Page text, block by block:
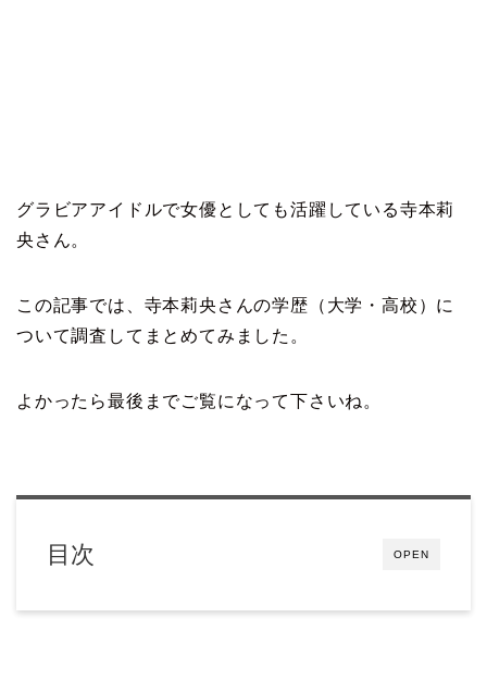
グラビアアイドルで女優としても活躍している寺本莉
央さん。
この記事では、寺本莉央さんの学歴（大学・高校）に
ついて調査してまとめてみました。
よかったら最後までご覧になって下さいね。
OPEN
目次